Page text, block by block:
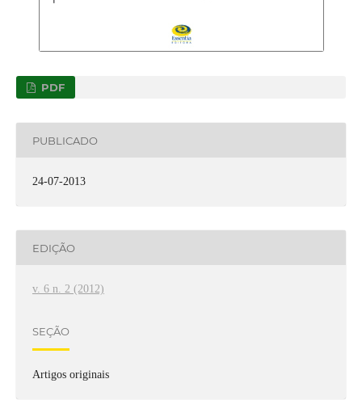
PDF
PUBLICADO
24-07-2013
EDIÇÃO
v. 6 n. 2 (2012)
SEÇÃO
Artigos originais